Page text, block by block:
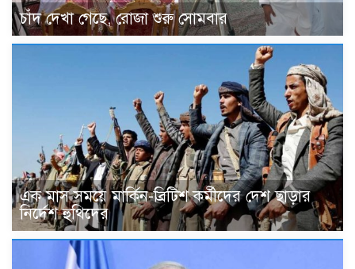
চাঁদ দেখা গেছে, রোজা শুরু সোমবার
এক মাস সময়ে মার্কিন-ব্রিটিশ কর্মীদের দেশ ছাড়ার
নির্দেশ হুথিদের